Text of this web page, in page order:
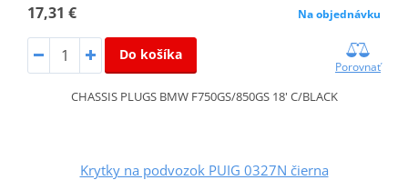
17,31 € Na objednávku
Do košíka
Porovnať
CHASSIS PLUGS BMW F750GS/850GS 18' C/BLACK
Krytky na podvozok PUIG 0327N čierna